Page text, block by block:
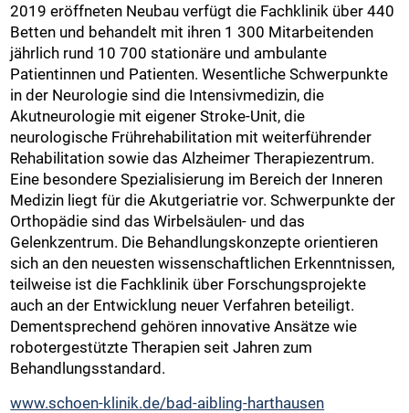
2019 eröffneten Neubau verfügt die Fachklinik über 440
Betten und behandelt mit ihren 1 300 Mitarbeitenden
jährlich rund 10 700 stationäre und ambulante
Patientinnen und Patienten. Wesentliche Schwerpunkte
in der Neurologie sind die Intensivmedizin, die
Akutneurologie mit eigener Stroke-Unit, die
neurologische Frührehabilitation mit weiterführender
Rehabilitation sowie das Alzheimer Therapiezentrum.
Eine besondere Spezialisierung im Bereich der Inneren
Medizin liegt für die Akutgeriatrie vor. Schwerpunkte der
Orthopädie sind das Wirbelsäulen- und das
Gelenkzentrum. Die Behandlungskonzepte orientieren
sich an den neuesten wissenschaftlichen Erkenntnissen,
teilweise ist die Fachklinik über Forschungsprojekte
auch an der Entwicklung neuer Verfahren beteiligt.
Dementsprechend gehören innovative Ansätze wie
robotergestützte Therapien seit Jahren zum
Behandlungsstandard.
www.schoen-klinik.de/bad-aibling-harthausen